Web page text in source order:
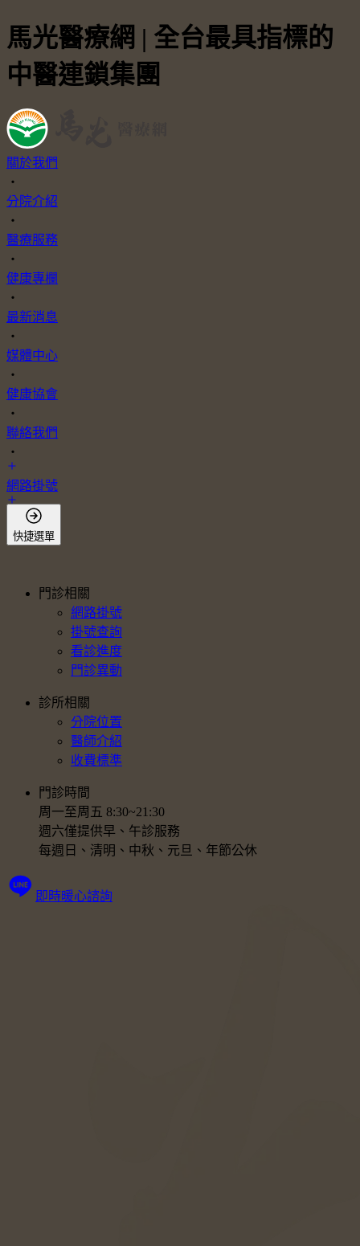
馬光醫療網 | 全台最具指標的
中醫連鎖集團
關於我們
・
分院介紹
・
醫療服務
・
健康專欄
・
最新消息
・
媒體中心
・
健康協會
・
聯絡我們
・
網路掛號
會員登入
快捷選單
門診相關
網路掛號
掛號查詢
看診進度
門診異動
診所相關
分院位置
醫師介紹
收費標準
門診時間
周一至周五 8:30~21:30
週六僅提供早、午診服務
每週日、清明、中秋、元旦、年節公休
即時暖心諮詢